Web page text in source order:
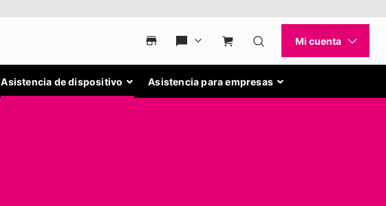
Asistencia de dispositivo Asistencia para empresas